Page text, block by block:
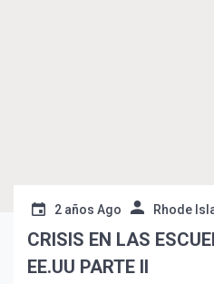
2 años Ago Rhode
CRISIS EN LAS
EE.UU PARTE II